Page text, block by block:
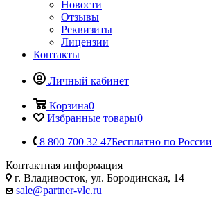
Новости
Отзывы
Реквизиты
Лицензии
Контакты
Личный кабинет
Корзина0
Избранные товары0
8 800 700 32 47Бесплатно по России
Контактная информация
г. Владивосток, ул. Бородинская, 14
sale@partner-vlc.ru